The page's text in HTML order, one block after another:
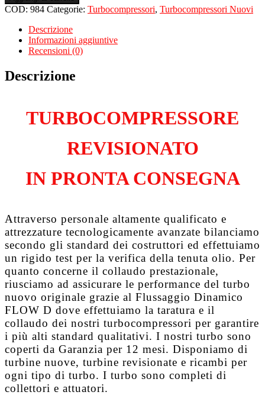
per
SKODA
Superb
3U4
BSS
quantità
COD: 984 Categorie: Turbocompressori, Turbocompressori Nuovi
Descrizione
Informazioni aggiuntive
Recensioni (0)
Descrizione
TURBOCOMPRESSORE
REVISIONATO
IN PRONTA CONSEGNA
Attraverso personale altamente qualificato e
attrezzature tecnologicamente avanzate bilanciamo
secondo gli standard dei costruttori ed effettuiamo
un rigido test per la verifica della tenuta olio. Per
quanto concerne il collaudo prestazionale,
riusciamo ad assicurare le performance del turbo
nuovo originale grazie al Flussaggio Dinamico
FLOW D dove effettuiamo la taratura e il
collaudo dei nostri turbocompressori per garantire
i più alti standard qualitativi. I nostri turbo sono
coperti da Garanzia per 12 mesi. Disponiamo di
turbine nuove, turbine revisionate e ricambi per
ogni tipo di turbo. I turbo sono completi di
collettori e attuatori.